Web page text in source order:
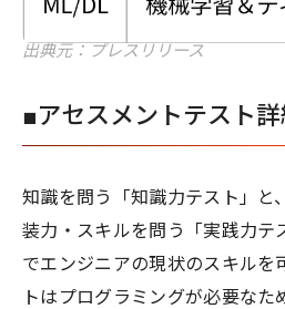
出典元：プレスリリース
■アセスメントテスト詳
知識を問う「知識力テスト」と
装力・スキルを問う「実践力テ
でエンジニアの現状のスキルを
トはプログラミングが必要な